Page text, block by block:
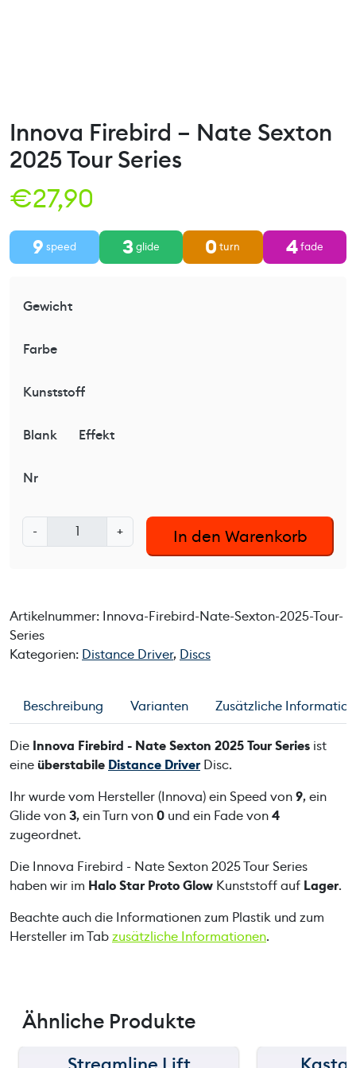
Innova Firebird – Nate Sexton
2025 Tour Series
€27,90
9 speed 3glide 0 turn 4fade
Gewicht
Farbe
Kunststoff
Blank Effekt
Nr
-
n
a
F
i
b
r
d
-
N
a
e
S
x
t
0
+ In den Warenkorb
Artikelnummer: Innova-Firebird-Nate-Sexton-2025-Tour-
Series
Kategorien: Distance Driver, Discs
Beschreibung Varianten Zusätzliche
Die Innova Firebird - Nate Sexton 2025 Tour Series ist
eine überstabile Distance DriverDisc.
Ihr wurde vom Hersteller (Innova) ein Speed von9, ein
Glide von3, ein Turn von0 und ein Fade von4
zugeordnet.
Die Innova Firebird - Nate Sexton 2025 Tour Series
haben wir im Halo Star Proto Glow Kunststoff auf Lager.
Beachte auch die Informationen zum Plastik und zum
Hersteller im Tabzusätzliche Informationen.
Ähnliche Produkte
150 m 150 m